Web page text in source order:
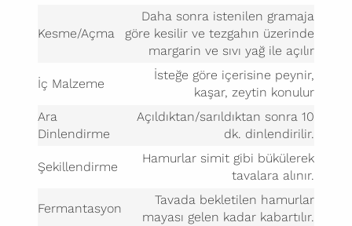
Kesme/Açma
Daha sonra istenilen gramaja
göre kesilir ve tezgahın üzerinde
margarin ve sıvı yağ ile açılır
İç Malzeme
İsteğe göre içerisine peynir,
kaşar, zeytin konulur
Ara
Dinlendirme
Açıldıktan/sarıldıktan sonra 10
dk. dinlendirilir.
Şekillendirme
Hamurlar simit gibi bükülerek
tavalara alınır.
Fermantasyon
Tavada bekletilen hamurlar
mayası gelen kadar kabartılır.